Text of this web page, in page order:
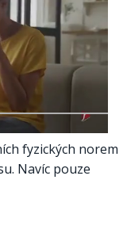
fyzických norem
Navíc pouze